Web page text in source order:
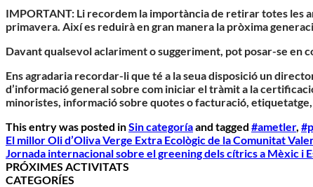
IMPORTANT: Li recordem la importància de retirar totes les
primavera. Així es reduirà en gran manera la pròxima
Davant qualsevol aclariment o suggeriment, pot posar-se en
Ens agradaria recordar-li que té a la seua disposició un
d’informació general sobre com iniciar el tràmit a la
minoristes, informació sobre quotes o facturació,
This entry was posted inSin categoríaand tagged #ametler,
El millor Oli d’Oliva Verge Extra Ecològic de la Comunitat
Jornada internacional sobre el greening dels cítrics a Mèxic i
PRÓXIMES ACTIVITATS
CATEGORÍES